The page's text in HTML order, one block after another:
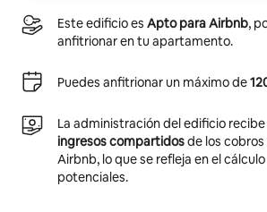
Este edificio es Apto para Airbnb,
anfitrionar en tu apartamento.
Puedes anfitrionar un máximo de
La administración del edificio recibe
ingresos compartidosde los
Airbnb, lo que se refleja en el
potenciales.